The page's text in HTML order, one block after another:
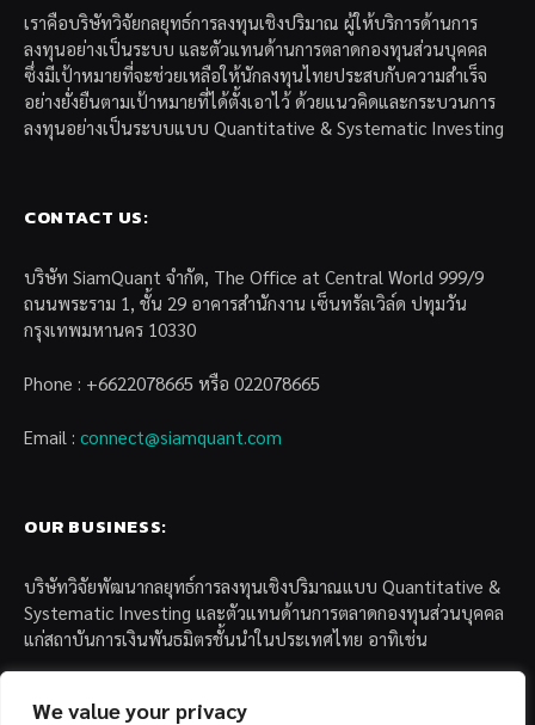
We value your privacy
เราคือบริษัทวิจัยกลยุทธ์การลงทุนเชิงปริมาณ ผู้ให้บริการด้านการ
ลงทุนอย่างเป็นระบบ และตัวแทนด้านการตลาดกองทุนส่วนบุคคล
ซึ่งมีเป้าหมายที่จะช่วยเหลือให้นักลงทุนไทยประสบกับความสำเร็จ
อย่างยั่งยืนตามเป้าหมายที่ได้ตั้งเอาไว้ ด้วยแนวคิดและกระบวนการ
ลงทุนอย่างเป็นระบบแบบ Quantitative & Systematic Investing
CONTACT US:
บริษัท SiamQuant จำกัด, The Office at Central World 999/9
ถนนพระราม 1, ชั้น 29 อาคารสำนักงาน เซ็นทรัลเวิล์ด ปทุมวัน
กรุงเทพมหานคร 10330
Phone : +6622078665 หรือ 022078665
Email : connect@siamquant.com
OUR BUSINESS:
บริษัทวิจัยพัฒนากลยุทธ์การลงทุนเชิงปริมาณแบบ Quantitative &
Systematic Investing และตัวแทนด้านการตลาดกองทุนส่วนบุคคล
แก่สถาบันการเงินพันธมิตรชั้นนำในประเทศไทย อาทิเช่น
– บล. ฟิลลิป (ประเทศไทย) จำกัด (มหาชน)